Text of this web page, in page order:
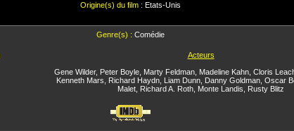
Origine(s) du film : Etats-Unis
Genre(s) : Comédie
Acteurs
Gene Wilder, Peter Boyle Marty Feldman Madeline Kahn Cloris
Kenneth Mars
Richard Haydn Liam Dunn Danny Goldman Oscar
Malet Richard A. Roth Monte Landis Rusty Blitz